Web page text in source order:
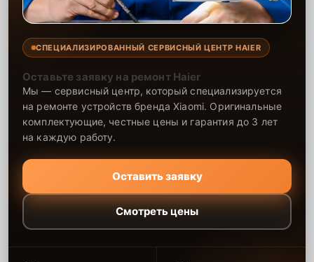
СПЕЦИАЛИЗИРОВАННЫЙ СЕРВИСНЫЙ ЦЕНТР HAIER
Оставьте заявку на ремонт Haier
Мы — сервисный центр, который специализируется
на ремонте устройств бренда Xiaomi. Оригинальные
комплектующие, честные цены и гарантия до 3 лет
на каждую работу.
Оставить заявку
Смотреть цены